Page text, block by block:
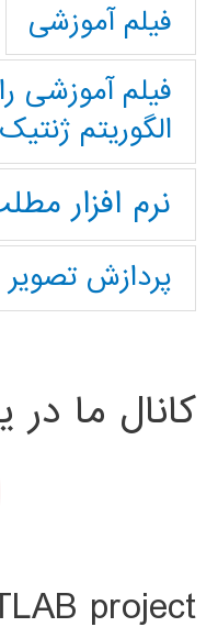
فیلم آموزشی
فیلم آموزشی
الگوریتم ژنتیک
نرم افزار
پردازش تصویر
کانال ما در
project